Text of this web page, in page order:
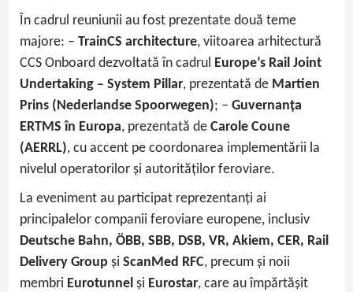
În cadrul reuniunii au fost prezentate două teme
majore: – TrainCS architecture, viitoarea arhitectură
CCS Onboard dezvoltată în cadrul Europe’s Rail Joint
Undertaking – System Pillar, prezentată de Martien
Prins (Nederlandse Spoorwegen); – Guvernanța
ERTMS în Europa, prezentată de Carole Coune
(AERRL), cu accent pe coordonarea implementării la
nivelul operatorilor și autorităților feroviare.
La eveniment au participat reprezentanți ai
principalelor companii feroviare europene, inclusiv
Deutsche Bahn, ÖBB, SBB, DSB, VR, Akiem, CER, Rail
Delivery Group și ScanMed RFC, precum și noii
membri Eurotunnel și Eurostar, care au împărtășit